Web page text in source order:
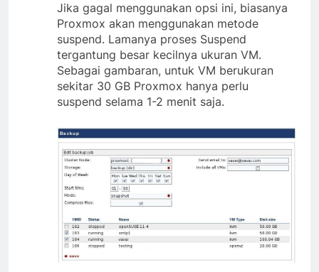
Jika gagal menggunakan opsi ini, biasanya
Proxmox akan menggunakan metode
suspend. Lamanya proses Suspend
tergantung besar kecilnya ukuran VM.
Sebagai gambaran, untuk VM berukuran
sekitar 30 GB Proxmox hanya perlu
suspend selama 1-2 menit saja.